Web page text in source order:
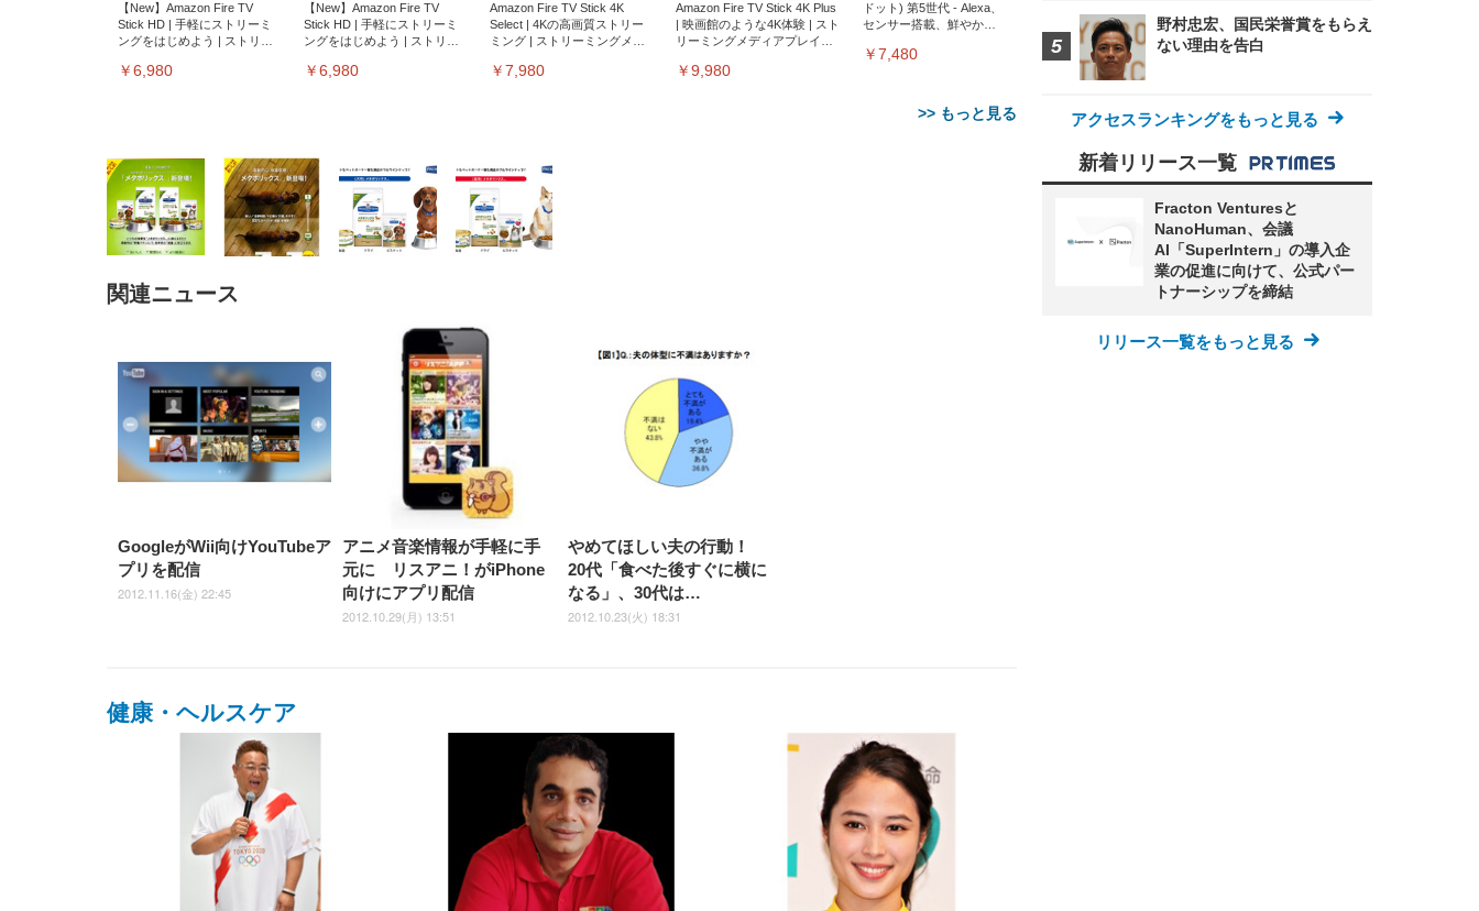
【New】Amazon Fire TV
Stick HD | 手軽にストリーミ
ングをはじめよう | ストリー
￥6,980
【New】Amazon Fire TV
Stick HD | 手軽にストリーミ
ングをはじめよう | ストリー
￥6,980
Amazon Fire TV Stick 4K
Select | 4Kの高画質ストリー
ミング | ストリーミングメデ
￥7,980
Amazon Fire TV Stick 4K Plus
| 映画館のような4K体験 | スト
リーミングメディアプレイヤ
￥9,980
ドット) 第5世代 - Alexa、
センサー搭載、鮮やかな
￥7,480
>> もっと見る
上げ式アームレスト コンパク
ト 約105度ロッキング pc 事務
椅子 360度回転 座面昇降 強化
ナイロン樹脂ベース 通気性メ
ッシュ 在宅ワーク H-
WY01(黒網+黒枠+黒足)
￥5,699
SIHOO B100 オフィスチェア
／デスクチェア メッシュチェ
ア 人間工学 疲れない ブラッ
ク
チェア 強化バックレスト 30
子 腰サポート 90度跳ね上げ
式アームレスト 3Dヘッドレス
ト ハンガー付き 高反発クッシ
ョン PCチェア 通気性メッシ
ュ ゲーミング/勉強/事務用 お
しゃれ パソコンチェア (ブラ
ック)
チェア 強化バックレスト 30度
ロッキング機能 人間工学 椅子
腰サポート 90度跳ね上げ式ア
ームレスト 3Dヘッドレスト
ハンガー付き 高反発クッショ
ン PCチェア 通気性メッシュ
ゲーミング/勉強/事務用 おし
ゃれ パソコンチェア (ホワイ
￥7,680
UHD・USB Type-C・ホワイ
￥105,595
ムモニター | FlexScan
EV2740X-WT | 27.0型4K
UHD・USB Type-C・ホワイ
ト
￥109,572
ニター DualSense 充電フッ
ク付き（CFI-ZDM1J）
￥49,979
HD（1920×1080）VA 非光
沢 HDMI/DisplayPort/VGA
スピーカー内蔵 高さ調整 ス
イベル VESA対応
ComfortView ビジネス向け
￥15,800
捨て 無香料 ホワイト 300枚
￥3,373
Amazonベーシック ペットシ
ーツ 厚型 ワイド 42枚x2袋(84
枚) ホワイト(吸収面:ライトブ
ルー)
Smart Basic アイリスオーヤマ
ペットシーツ 超厚型 お徳用
ワイド 100枚入 (x 1) (ケース
販売)
￥3,670
関連ニュース
GoogleがWii向けYouTubeア
プリを配信
2012.11.16(金) 22:45
アニメ音楽情報が手軽に手
元に リスアニ！がiPhone
向けにアプリ配信
2012.10.29(月) 13:51
やめてほしい夫の行動！
20代「食べた後すぐに横に
なる」、30代は…
2012.10.23(火) 18:31
健康・ヘルスケア
野村忠宏、国民栄誉賞をもらえ
ない理由を告白
アクセスランキングをもっと見る
新着リリース一覧
Fracton Venturesと
NanoHuman、会議
AI「SuperIntern」の導入企
業の促進に向けて、公式パー
トナーシップを締結
リリース一覧をもっと見る